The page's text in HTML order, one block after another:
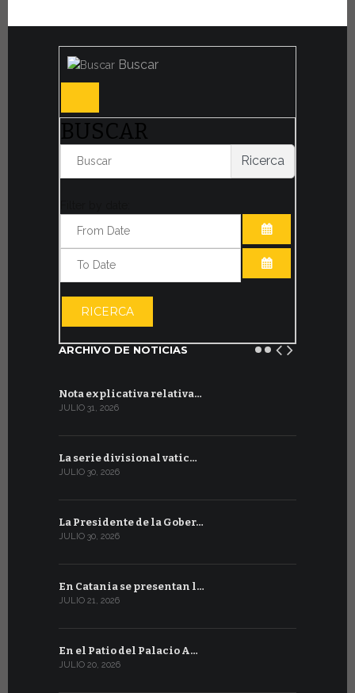
Buscar
BUSCAR
Ricerca
ABRIR EL
RICERCA
ARCHIVO DE NOTICIAS
Nota explicativa relativa…
JULIO 31, 2026
La serie divisional vatic…
JULIO 30, 2026
La Presidente de la Gober…
JULIO 30, 2026
En Catania se presentan l…
JULIO 21, 2026
En el Patio del Palacio A…
JULIO 20, 2026